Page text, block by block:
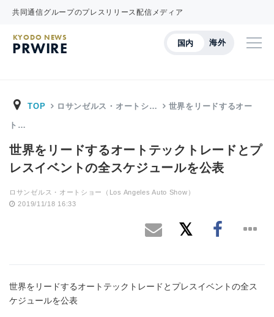
共同通信グループのプレスリリース配信メディア
国内 海外
KYODO NEWS
PRWIRE
TOP ロサンゼルス・オートシ… 世界をリードするオー
ト…
世界をリードするオートテックトレードとプ
レスイベントの全スケジュールを公表
ロサンゼルス・オートショー（Los Angeles Auto Show）
2019/11/18 16:33
世界をリードするオートテックトレードとプレスイベントの全ス
ケジュールを公表